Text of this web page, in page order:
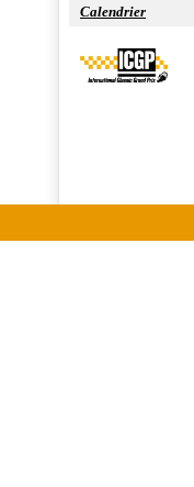
Calendrier